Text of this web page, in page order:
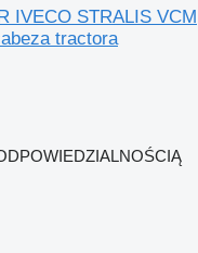
IVECO STRALIS VCM
tractora